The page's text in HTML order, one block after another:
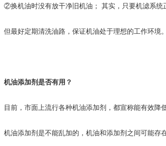
②换机油时没有放干净旧机油； 其实，只要机滤系统
但最好定期清洗油路，保证机油处于理想的工作环境。
机油添加剂是否有用？
目前，市面上流行各种机油添加剂，都宣称能有效降
机油添加剂是不能乱加的，机油和添加剂之间可能存